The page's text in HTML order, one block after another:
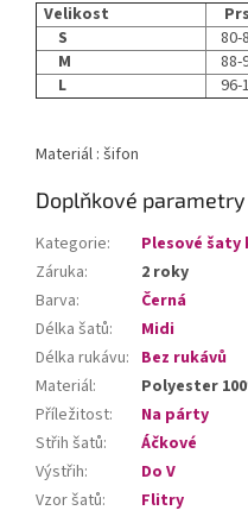
Velikost
S
80-
M
88-
L
96-
Materiál : šifon
Doplňkové parametry
Kategorie:
Plesové
Záruka:
2 roky
Barva:
Černá
Délka šatů:
Midi
Délka rukávu: Bez rukávů
Materiál:
Polyester
Příležitost:
Na párty
Střih šatů:
Áčkové
Výstřih:
Do V
Vzor šatů: Flitry